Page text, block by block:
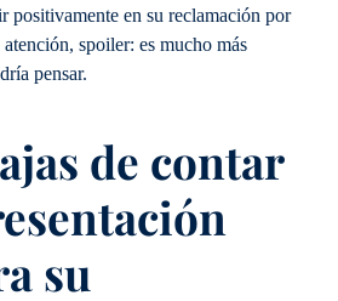
positivamente en su reclamación por
spoiler: es mucho más
pensar.
de contar
su